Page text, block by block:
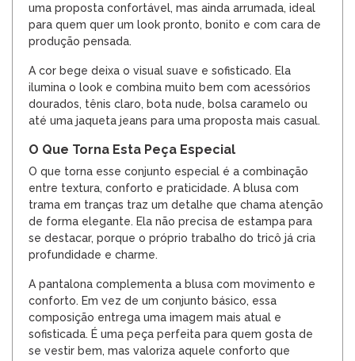
uma proposta confortável, mas ainda arrumada, ideal
para quem quer um look pronto, bonito e com cara de
produção pensada.
A cor bege deixa o visual suave e sofisticado. Ela
ilumina o look e combina muito bem com acessórios
dourados, tênis claro, bota nude, bolsa caramelo ou
até uma jaqueta jeans para uma proposta mais casual.
O Que Torna Esta Peça Especial
O que torna esse conjunto especial é a combinação
entre textura, conforto e praticidade. A blusa com
trama em tranças traz um detalhe que chama atenção
de forma elegante. Ela não precisa de estampa para
se destacar, porque o próprio trabalho do tricô já cria
profundidade e charme.
A pantalona complementa a blusa com movimento e
conforto. Em vez de um conjunto básico, essa
composição entrega uma imagem mais atual e
sofisticada. É uma peça perfeita para quem gosta de
se vestir bem, mas valoriza aquele conforto que